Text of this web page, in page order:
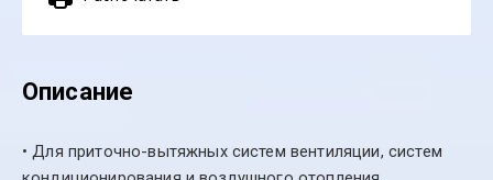
Описание
• Для приточно-вытяжных систем вентиляции, систем